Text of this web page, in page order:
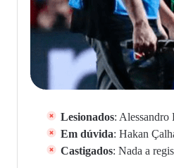
Lesionados:
Em dúvida: Hakan
Castigados: Nada a